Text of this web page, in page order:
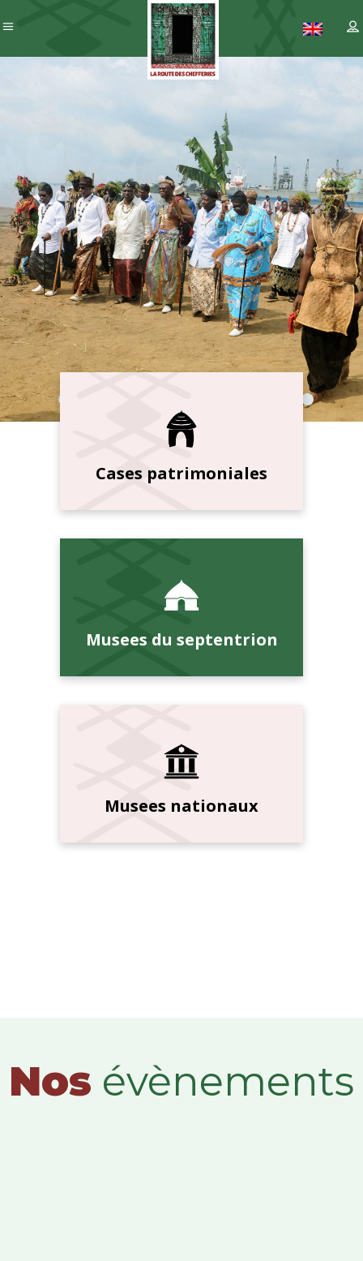
Patrimoine
– ICC
Cases patrimoniales
Musees du septentrion
Musees nationaux
Nos évènements